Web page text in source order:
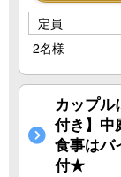
定員
2名様
カップル
付き】中
食事はバ
付★